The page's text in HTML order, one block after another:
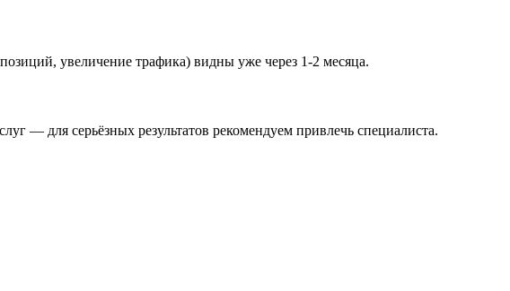
увеличение трафика) видны уже через 1-2 месяца.
— для серьёзных результатов рекомендуем привлечь специалиста.